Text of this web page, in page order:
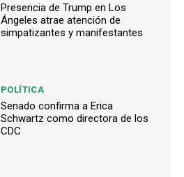
Presencia de Trump en Los
Ángeles atrae atención de
simpatizantes y manifestantes
POLÍTICA
Senado confirma a Erica
Schwartz como directora de los
CDC